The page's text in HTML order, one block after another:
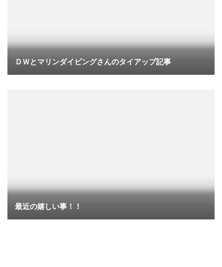
ＤＷとマリンダイビングさんのタイアップ記事
最近の嬉しい事！！